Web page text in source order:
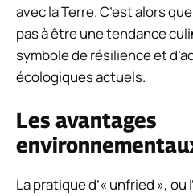
avec la Terre. C’est alors
pas à être une tendance
symbole de résilience et
écologiques actuels.
Les avantages
La pratique d’« unfried »,